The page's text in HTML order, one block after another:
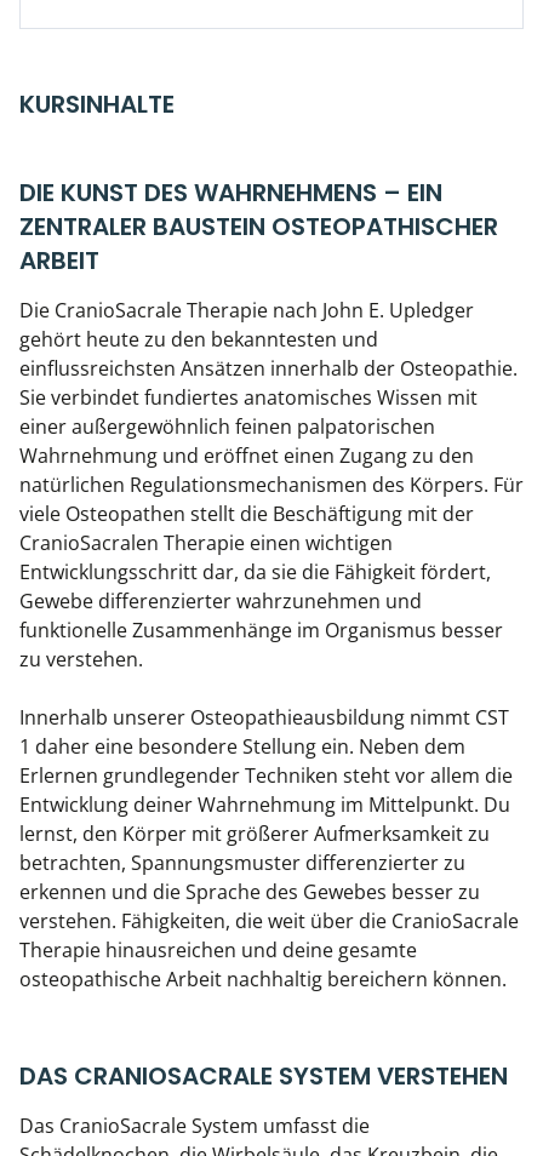
KURSINHALTE
DIE KUNST DES WAHRNEHMENS – EIN
ZENTRALER BAUSTEIN OSTEOPATHISCHER
ARBEIT
Die CranioSacrale Therapie nach John E. Upledger
gehört heute zu den bekanntesten und
einflussreichsten Ansätzen innerhalb der Osteopathie.
Sie verbindet fundiertes anatomisches Wissen mit
einer außergewöhnlich feinen palpatorischen
Wahrnehmung und eröffnet einen Zugang zu den
natürlichen Regulationsmechanismen des Körpers. Für
viele Osteopathen stellt die Beschäftigung mit der
CranioSacralen Therapie einen wichtigen
Entwicklungsschritt dar, da sie die Fähigkeit fördert,
Gewebe differenzierter wahrzunehmen und
funktionelle Zusammenhänge im Organismus besser
zu verstehen.
Innerhalb unserer Osteopathieausbildung nimmt CST
1 daher eine besondere Stellung ein. Neben dem
Erlernen grundlegender Techniken steht vor allem die
Entwicklung deiner Wahrnehmung im Mittelpunkt. Du
lernst, den Körper mit größerer Aufmerksamkeit zu
betrachten, Spannungsmuster differenzierter zu
erkennen und die Sprache des Gewebes besser zu
verstehen. Fähigkeiten, die weit über die CranioSacrale
Therapie hinausreichen und deine gesamte
osteopathische Arbeit nachhaltig bereichern können.
DAS CRANIOSACRALE SYSTEM VERSTEHEN
Das CranioSacrale System umfasst die
Kursorte mit Kursangeboten